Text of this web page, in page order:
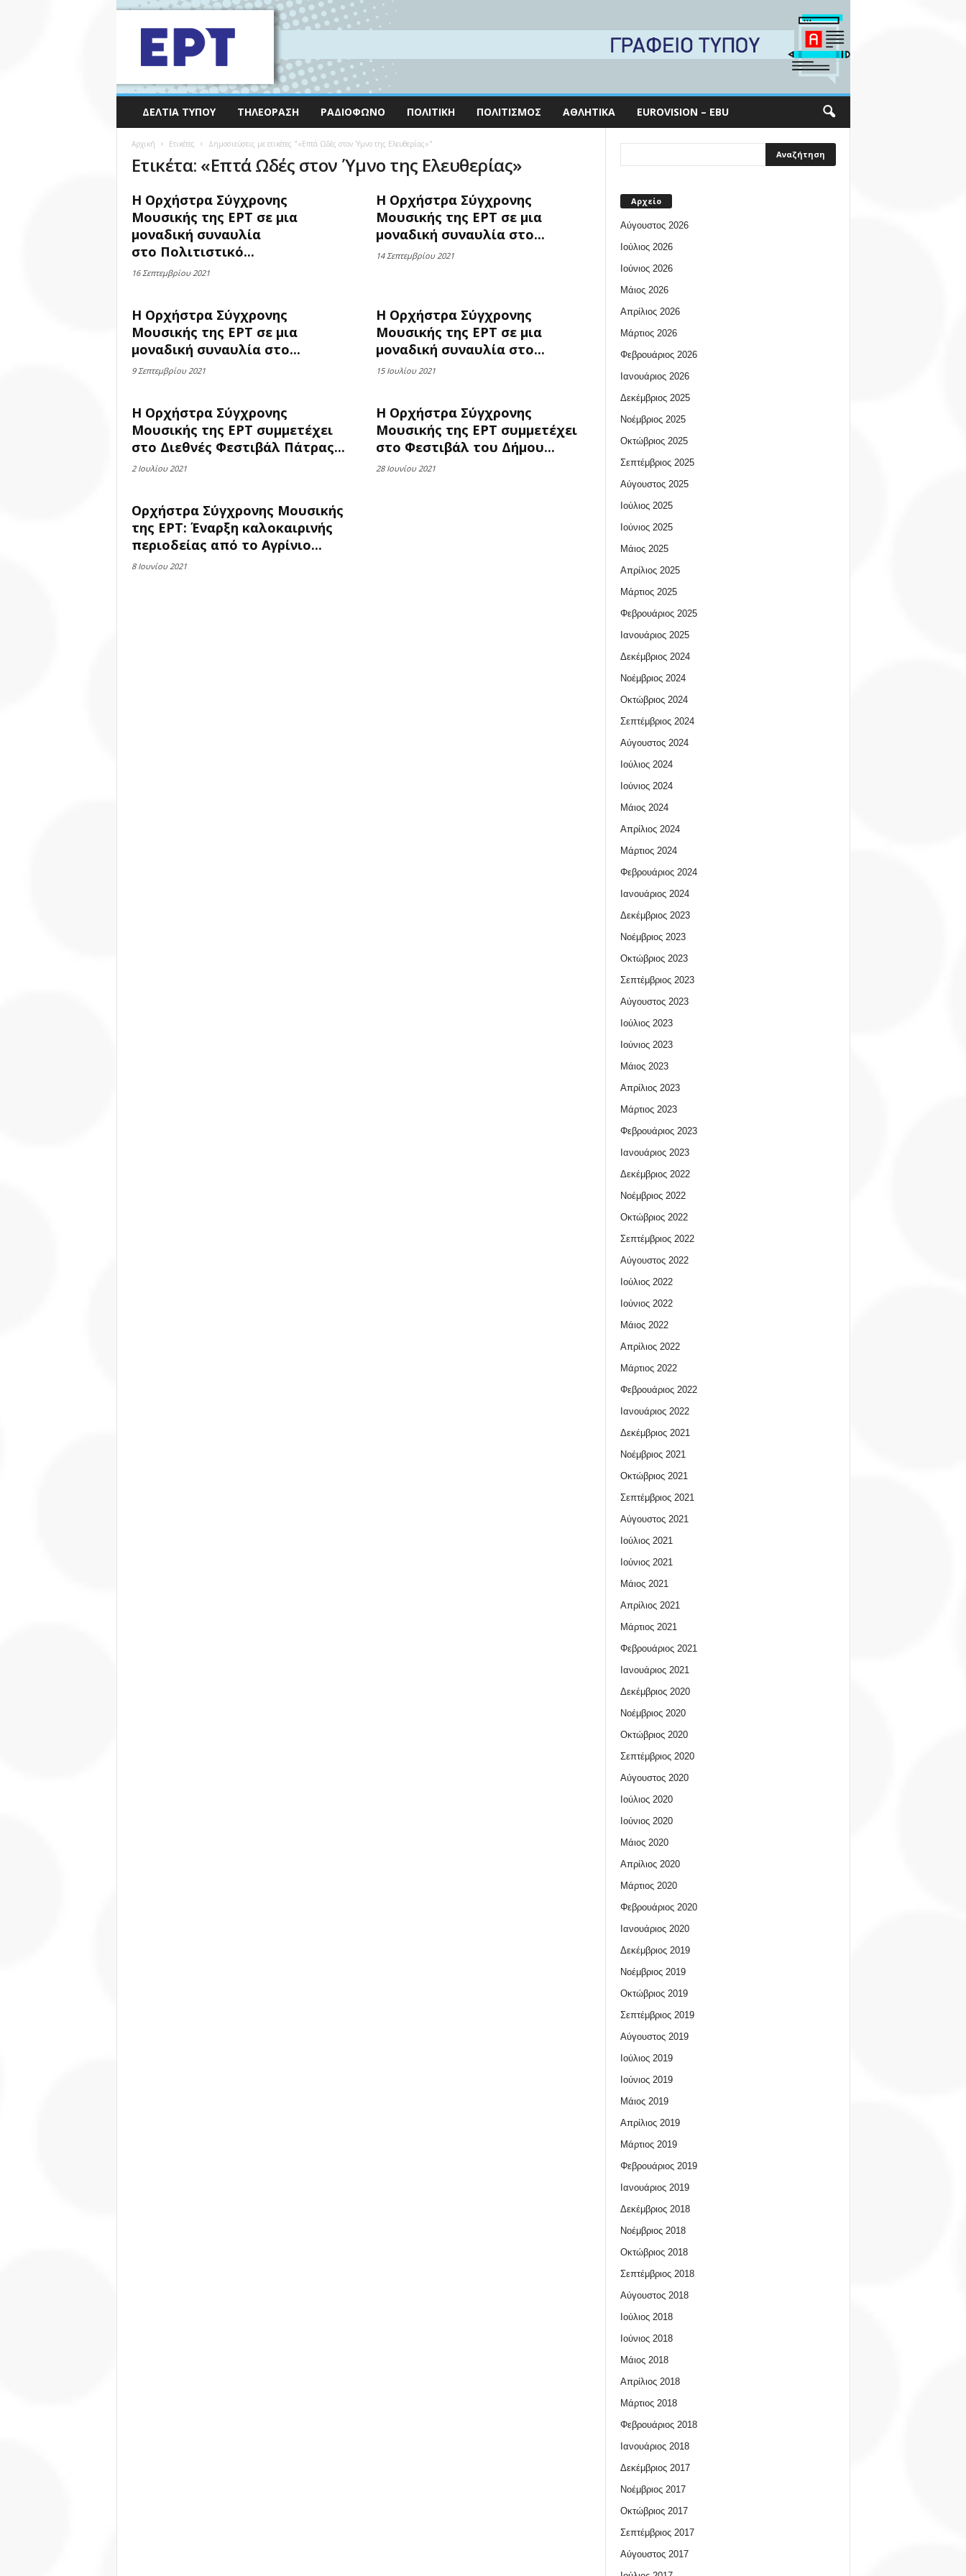
ΔΕΛΤΊΑ ΤΎΠΟΥ ΤΗΛΕΌΡΑΣΗ ΡΑΔΙΌΦΩΝΟ ΠΟΛΙΤΙΚΉ ΠΟΛΙΤΙΣΜΌΣ ΑΘΛΗΤΙΚΆ EUROVISION – EBU
Αρχική Ετικέτες Δημοσιεύσεις με ετικέτες "«Επτά Ωδές στον Ύμνο της Ελευθερίας»"
Ετικέτα: «Επτά Ωδές στον Ύμνο της Ελευθερίας»
Η Ορχήστρα Σύγχρονης
Μουσικής της ΕΡΤ σε μια
μοναδική συναυλία
στο Πολιτιστικό...
16 Σεπτεμβρίου 2021
Η Ορχήστρα Σύγχρονης
Μουσικής της ΕΡΤ σε μια
μοναδική συναυλία στο...
14 Σεπτεμβρίου 2021
Η Ορχήστρα Σύγχρονης
Μουσικής της ΕΡΤ σε μια
μοναδική συναυλία στο...
9 Σεπτεμβρίου 2021
Η Ορχήστρα Σύγχρονης
Μουσικής της ΕΡΤ σε μια
μοναδική συναυλία στο...
15 Ιουλίου 2021
Η Ορχήστρα Σύγχρονης
Μουσικής της ΕΡΤ συμμετέχει
στο Διεθνές Φεστιβάλ Πάτρας...
2 Ιουλίου 2021
Η Ορχήστρα Σύγχρονης
Μουσικής της ΕΡΤ συμμετέχει
στο Φεστιβάλ του Δήμου...
28 Ιουνίου 2021
Ορχήστρα Σύγχρονης Μουσικής
της ΕΡΤ: Έναρξη καλοκαιρινής
περιοδείας από το Αγρίνιο...
8 Ιουνίου 2021
Αρχείο
Αύγουστος 2026
Ιούλιος 2026
Ιούνιος 2026
Μάιος 2026
Απρίλιος 2026
Μάρτιος 2026
Φεβρουάριος 2026
Ιανουάριος 2026
Δεκέμβριος 2025
Νοέμβριος 2025
Οκτώβριος 2025
Σεπτέμβριος 2025
Αύγουστος 2025
Ιούλιος 2025
Ιούνιος 2025
Μάιος 2025
Απρίλιος 2025
Μάρτιος 2025
Φεβρουάριος 2025
Ιανουάριος 2025
Δεκέμβριος 2024
Νοέμβριος 2024
Οκτώβριος 2024
Σεπτέμβριος 2024
Αύγουστος 2024
Ιούλιος 2024
Ιούνιος 2024
Μάιος 2024
Απρίλιος 2024
Μάρτιος 2024
Φεβρουάριος 2024
Ιανουάριος 2024
Δεκέμβριος 2023
Νοέμβριος 2023
Οκτώβριος 2023
Σεπτέμβριος 2023
Αύγουστος 2023
Ιούλιος 2023
Ιούνιος 2023
Μάιος 2023
Απρίλιος 2023
Μάρτιος 2023
Φεβρουάριος 2023
Ιανουάριος 2023
Δεκέμβριος 2022
Νοέμβριος 2022
Οκτώβριος 2022
Σεπτέμβριος 2022
Αύγουστος 2022
Ιούλιος 2022
Ιούνιος 2022
Μάιος 2022
Απρίλιος 2022
Μάρτιος 2022
Φεβρουάριος 2022
Ιανουάριος 2022
Δεκέμβριος 2021
Νοέμβριος 2021
Οκτώβριος 2021
Σεπτέμβριος 2021
Αύγουστος 2021
Ιούλιος 2021
Ιούνιος 2021
Μάιος 2021
Απρίλιος 2021
Μάρτιος 2021
Φεβρουάριος 2021
Ιανουάριος 2021
Δεκέμβριος 2020
Νοέμβριος 2020
Οκτώβριος 2020
Σεπτέμβριος 2020
Αύγουστος 2020
Ιούλιος 2020
Ιούνιος 2020
Μάιος 2020
Απρίλιος 2020
Μάρτιος 2020
Φεβρουάριος 2020
Ιανουάριος 2020
Δεκέμβριος 2019
Νοέμβριος 2019
Οκτώβριος 2019
Σεπτέμβριος 2019
Αύγουστος 2019
Ιούλιος 2019
Ιούνιος 2019
Μάιος 2019
Απρίλιος 2019
Μάρτιος 2019
Φεβρουάριος 2019
Ιανουάριος 2019
Δεκέμβριος 2018
Νοέμβριος 2018
Οκτώβριος 2018
Σεπτέμβριος 2018
Αύγουστος 2018
Ιούλιος 2018
Ιούνιος 2018
Μάιος 2018
Απρίλιος 2018
Μάρτιος 2018
Φεβρουάριος 2018
Ιανουάριος 2018
Δεκέμβριος 2017
Νοέμβριος 2017
Οκτώβριος 2017
Σεπτέμβριος 2017
Αύγουστος 2017